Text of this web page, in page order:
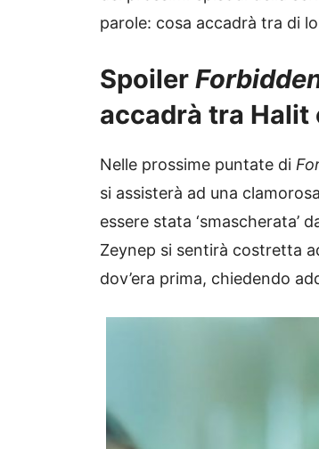
parole: cosa accadrà tra di
Spoiler
accadrà tra Halit
Nelle prossime puntate di
si assisterà ad una
essere stata ‘smascherata’
Zeynep si sentirà costretta
dov’era prima, chiedendo